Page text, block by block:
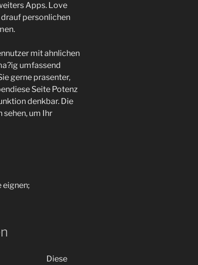
Apps. Love
personlichen
mit ahnlichen
umfassend
gerne prasenter,
Seite Potenz
denkbar. Die
sehen, um Ihr
eignen;
Diese